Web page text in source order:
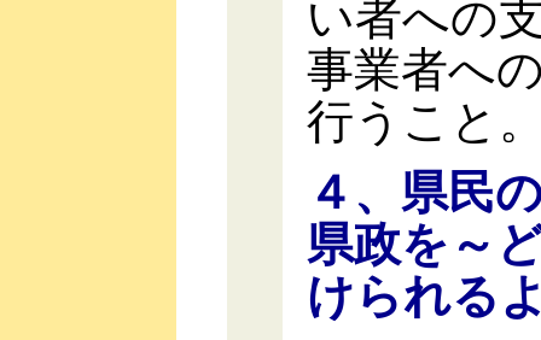
い者への
事業者へ
行うこと
４、県民
県政を～
けられる